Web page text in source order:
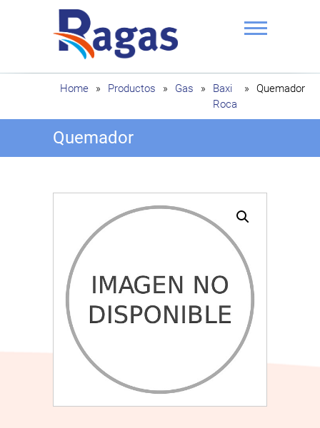
Ragas
Home » Productos » Gas »
Baxi
Roca
» Quemador
Quemador